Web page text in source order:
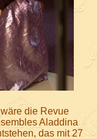
die Revue
Aladdina
das mit 27